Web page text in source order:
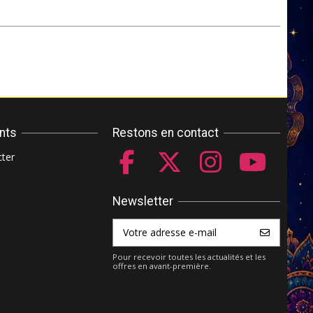
Restons en contact
Newsletter
Pour recevoir toutes les actualités et les
offres en avant-première.